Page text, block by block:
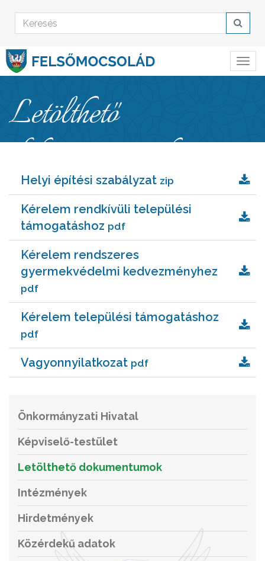
Letölthető
dokumentumok
Helyi építési szabályzat zip
Kérelem rendkívüli települési
támogatáshoz pdf
Kérelem rendszeres
gyermekvédelmi kedvezményhez
pdf
Kérelem települési támogatáshoz
pdf
Vagyonnyilatkozat pdf
Önkormányzati Hivatal
Képviselő-testület
Letölthető dokumentumok
Intézmények
Hirdetmények
Közérdekű adatok